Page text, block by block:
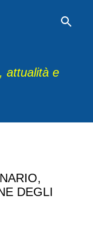
attualità e
DEGLI